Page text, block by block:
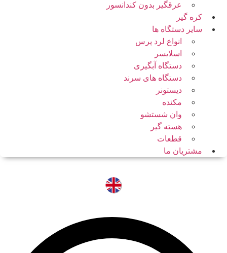
عرقگیر بدون کندانسور
کره گیر
سایر دستگاه ها
انواع لرد پرس
اسلایسر
دستگاه آبگیری
دستگاه های سرند
دیستونر
مکنده
وان شستشو
هسته گیر
قطعات
مشتریان ما